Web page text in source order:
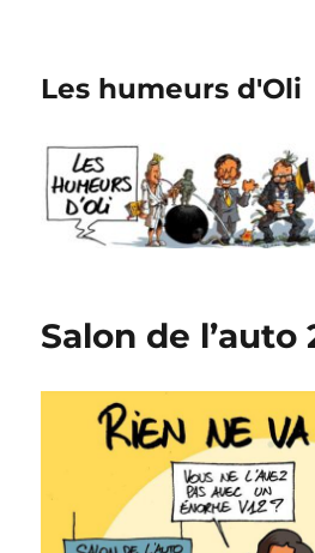
Les humeurs d'Oli
Salon de l’auto